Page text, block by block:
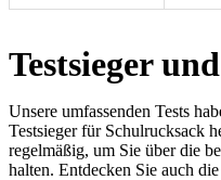
Testsieger
Unsere umfassenden Tests
Testsieger für Schulrucksack
regelmäßig, um Sie über die
halten. Entdecken Sie auch